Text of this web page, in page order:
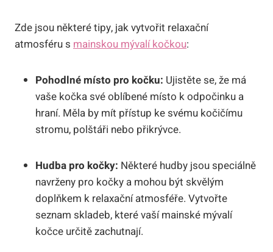
Zde jsou některé tipy, jak vytvořit relaxační
atmosféru s mainskou mývalí kočkou:
Pohodlné místo pro kočku: Ujistěte se, že má
vaše kočka své oblíbené místo k odpočinku a
hraní. Měla by mít přístup ke svému kočičímu
stromu, polštáři nebo přikrývce.
Hudba pro kočky: Některé hudby jsou speciálně
navrženy pro kočky a mohou být skvělým
doplňkem k relaxační atmosféře. Vytvořte
seznam skladeb, které vaší mainské mývalí
kočce určitě zachutnají.